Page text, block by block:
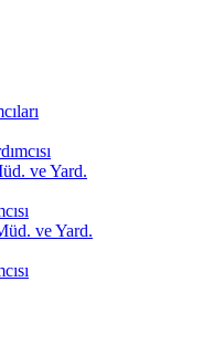
ve Yard.
ve Yard.